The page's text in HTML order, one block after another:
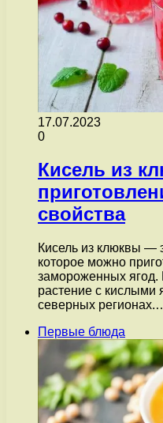
17.07.2023
0
Кисель из
свойства
Кисель из клюквы —
которое можно
замороженных ягод.
растение с кислыми
северных
Первые блюда